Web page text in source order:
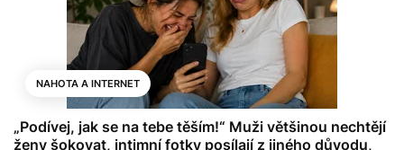
NAHOTA A INTERNET
„Podívej, jak se na tebe těším!“ Muži většinou nechtějí
ženy šokovat, intimní fotky posílají z jiného důvodu,